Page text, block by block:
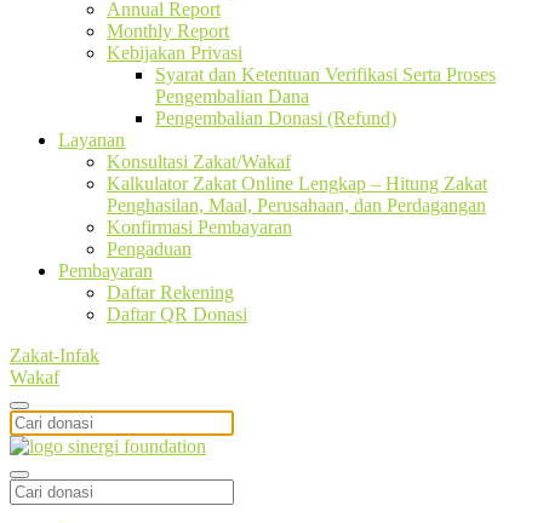
Annual Report
Monthly Report
Kebijakan Privasi
Syarat dan Ketentuan Verifikasi Serta Proses
Pengembalian Dana
Pengembalian Donasi (Refund)
Layanan
Konsultasi Zakat/Wakaf
Kalkulator Zakat Online Lengkap – Hitung Zakat
Penghasilan, Maal, Perusahaan, dan Perdagangan
Konfirmasi Pembayaran
Pengaduan
Pembayaran
Daftar Rekening
Daftar QR Donasi
Zakat-Infak
Wakaf